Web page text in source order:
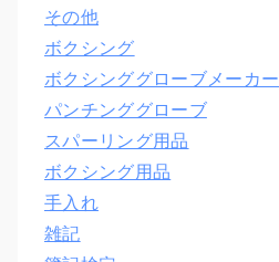
その他
ボクシング
ボクシンググローブメーカー
パンチンググローブ
スパーリング用品
ボクシング用品
手入れ
雑記